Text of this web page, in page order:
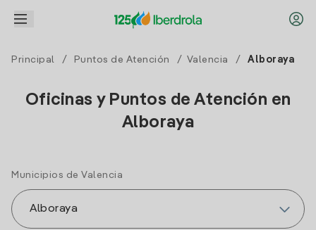
Principal / Puntos de Atención / Valencia / Alboraya
Oficinas y Puntos de Atención en
Alboraya
Municipios de Valencia